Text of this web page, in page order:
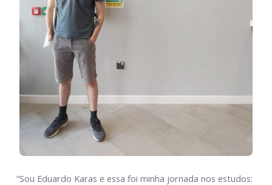
“Sou Eduardo Karas e essa foi minha jornada nos estudos: